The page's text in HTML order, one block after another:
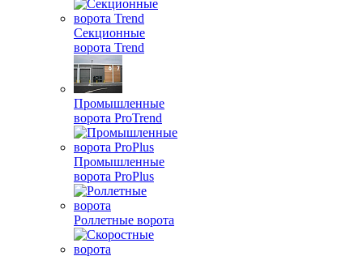
Секционные
ворота Trend
Промышленные
ворота ProTrend
Промышленные
ворота ProPlus
Роллетные ворота